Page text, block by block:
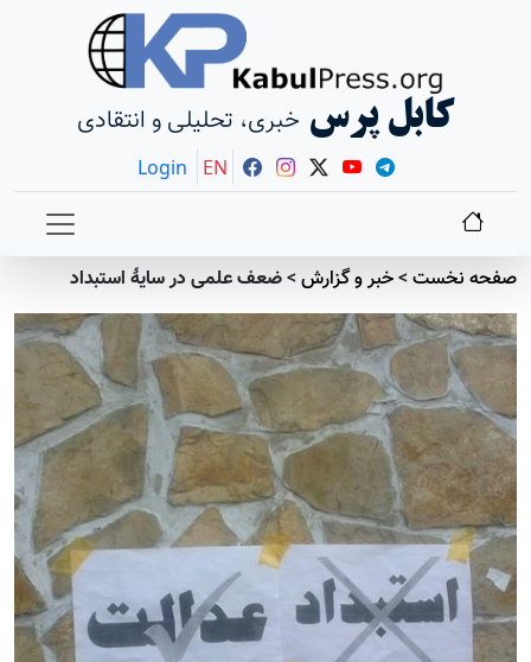
کابل پرس خبری، تحلیلی و انتقادی
Login EN
صفحه نخست>خبر و گزارش>ضعف علمی در سایۀ استبداد